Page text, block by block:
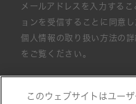
メールアドレスを入力する
ョンを受信することに同意
個人情報の取り扱い方法の詳
をご覧ください。
このウェブサイトはユー